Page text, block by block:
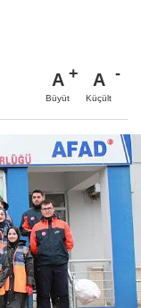
A
Büyüt
A
Küçült